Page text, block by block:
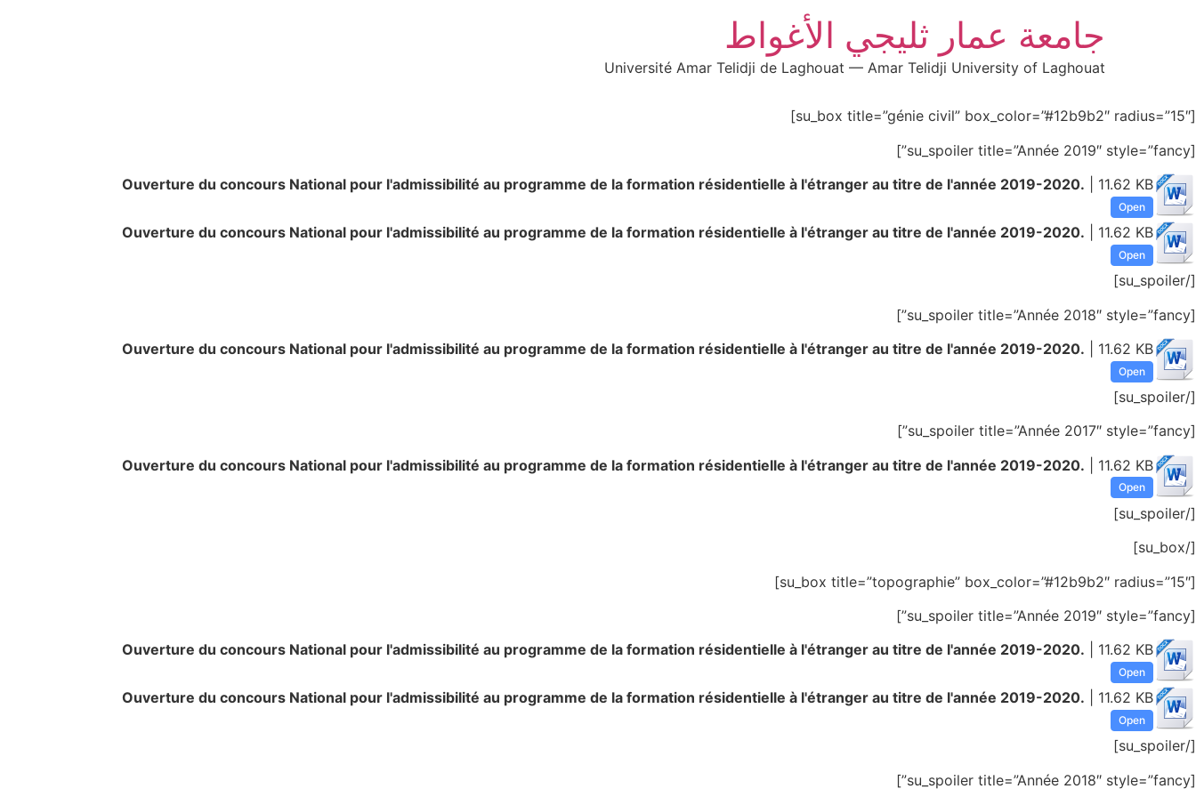
جامعة عمار ثليجي الأغواط
Université Amar Telidji de Laghouat — Amar Telidji University of Laghouat
[su_box title=”génie civil” box_color=”#12b9b2″ radius=”15″]
[su_spoiler title=”Année 2019″ style=”fancy”]
Ouverture du concours National pour l'admissibilité au programme de la formation résidentielle à l'étranger au titre de l'année 2019-2020. | 11.62 KB
Open
Ouverture du concours National pour l'admissibilité au programme de la formation résidentielle à l'étranger au titre de l'année 2019-2020. | 11.62 KB
Open
[/su_spoiler]
[su_spoiler title=”Année 2018″ style=”fancy”]
Ouverture du concours National pour l'admissibilité au programme de la formation résidentielle à l'étranger au titre de l'année 2019-2020. | 11.62 KB
Open
[/su_spoiler]
[su_spoiler title=”Année 2017″ style=”fancy”]
Ouverture du concours National pour l'admissibilité au programme de la formation résidentielle à l'étranger au titre de l'année 2019-2020. | 11.62 KB
Open
[/su_spoiler]
[/su_box]
[su_box title=”topographie” box_color=”#12b9b2″ radius=”15″]
[su_spoiler title=”Année 2019″ style=”fancy”]
Ouverture du concours National pour l'admissibilité au programme de la formation résidentielle à l'étranger au titre de l'année 2019-2020. | 11.62 KB
Open
Ouverture du concours National pour l'admissibilité au programme de la formation résidentielle à l'étranger au titre de l'année 2019-2020. | 11.62 KB
Open
[/su_spoiler]
[su_spoiler title=”Année 2018″ style=”fancy”]